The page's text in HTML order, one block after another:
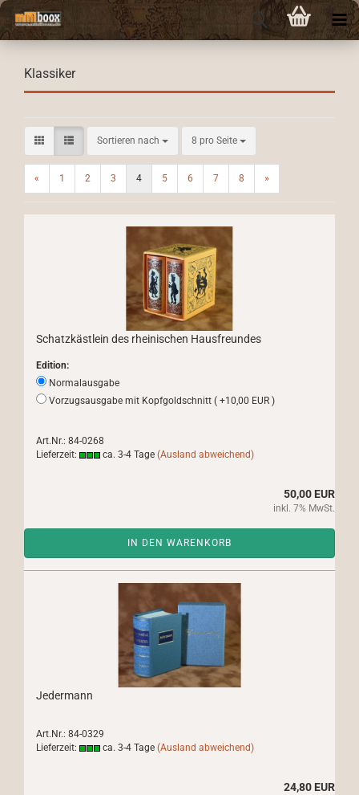
Klassiker
Sortieren nach
Sortieren nach 8 pro Seite
pro Seite
« 1 2 3 4 5 6 7 8 »
Schatzkästlein des rheinischen Hausfreundes
Edition:
Normalausgabe
Vorzugsausgabe mit Kopfgoldschnitt ( +10,00 EUR )
Art.Nr.: 84-0268
Lieferzeit:
ca. 3-4 Tage (Ausland abweichend)
50,00 EUR
inkl. 7% MwSt.
IN DEN WARENKORB
Jedermann
Art.Nr.: 84-0329
Lieferzeit:
ca. 3-4 Tage (Ausland abweichend)
24,80 EUR